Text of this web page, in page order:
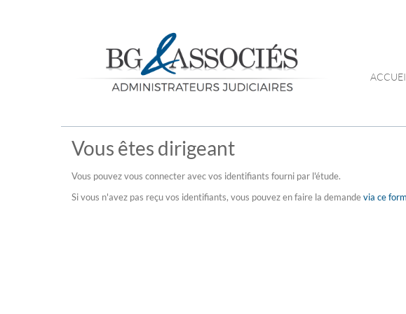
Vous êtes dirigeant
Vous pouvez vous connecter avec vos identifiants fourni par l'étude.
Si vous n'avez pas reçu vos identifiants, vous pouvez en faire la demandevia ce